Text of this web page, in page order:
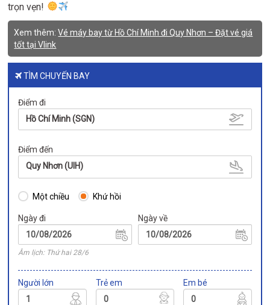
trọn vẹn!
Xem thêm:Vé máy bay từ Hồ Chí Minh đi Quy Nhơn – Đặt vé giá
tốt tại Vlink
TÌM CHUYẾN BAY
Điểm đi
Hồ Chí Minh (SGN)
Điểm đến
Quy Nhơn (UIH)
Một chiều Khứ hồi
Ngày đi
Âm lịch: Thứ hai 28/6
Ngày về
Người lớn Trẻ em Em bé